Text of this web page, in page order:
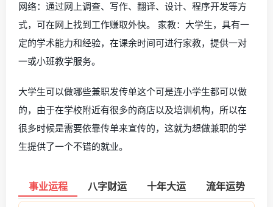
网络：通过网上调查、写作、翻译、设计、程序开发等方
式，可在网上找到工作赚取外快。 家教：大学生，具有一
定的学术能力和经验，在课余时间可进行家教，提供一对
一或小班教学服务。
大学生可以做哪些兼职发传单这个可是连小学生都可以做
的，由于在学校附近有很多的商店以及培训机构，所以在
很多时候是需要依靠传单来宣传的，这就为想做兼职的学
生提供了一个不错的就业。
事业运程 八字财运 十年大运 流年运势